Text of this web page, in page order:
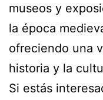
museos y
la época
ofreciendo una
historia y la
Si estás